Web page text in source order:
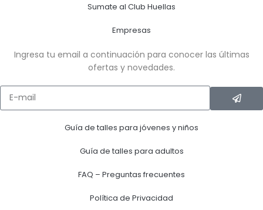
Sumate al Club Huellas
Empresas
Ingresa tu email a continuación para conocer las últimas
ofertas y novedades.
Guía de talles para jóvenes y niños
Guía de talles para adultos
FAQ – Preguntas frecuentes
Política de Privacidad